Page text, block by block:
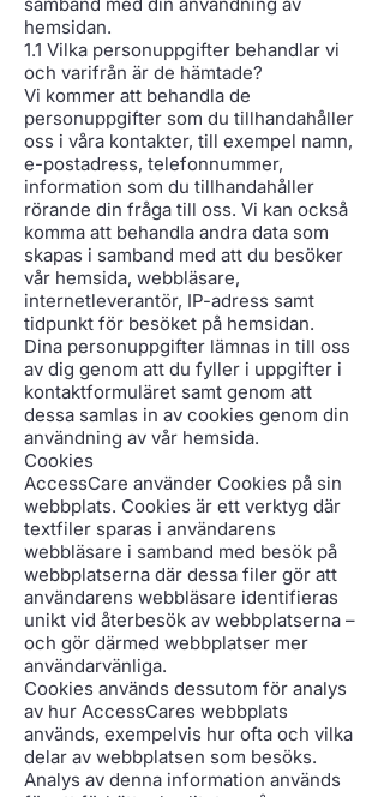
hemsidan.
1.1 Vilka personuppgifter behandlar vi
och varifrån är de hämtade?
Vi kommer att behandla de
personuppgifter som du tillhandahåller
oss i våra kontakter, till exempel namn,
e-postadress, telefonnummer,
information som du tillhandahåller
rörande din fråga till oss. Vi kan också
komma att behandla andra data som
skapas i samband med att du besöker
vår hemsida, webbläsare,
internetleverantör, IP-adress samt
tidpunkt för besöket på hemsidan.
Dina personuppgifter lämnas in till oss
av dig genom att du fyller i uppgifter i
kontaktformuläret samt genom att
dessa samlas in av cookies genom din
användning av vår hemsida.
Cookies
AccessCare använder Cookies på sin
webbplats. Cookies är ett verktyg där
textfiler sparas i användarens
webbläsare i samband med besök på
webbplatserna där dessa filer gör att
användarens webbläsare identifieras
unikt vid återbesök av webbplatserna –
och gör därmed webbplatser mer
användarvänliga.
Cookies används dessutom för analys
av hur AccessCares webbplats
används, exempelvis hur ofta och vilka
delar av webbplatsen som besöks.
Analys av denna information används